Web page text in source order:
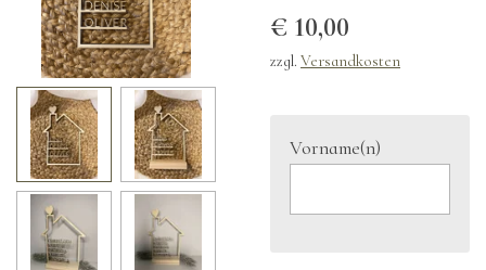
€ 10,00
zzgl. Versandkosten
Vorname(n)